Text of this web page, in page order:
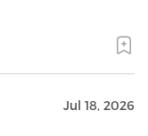
Jul 18, 2026